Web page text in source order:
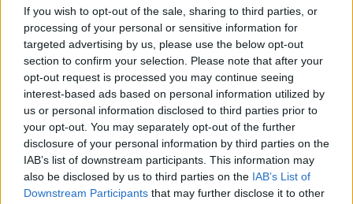
If you wish to opt-out of the sale, sharing to third parties, or
processing of your personal or sensitive information for
targeted advertising by us, please use the below opt-out
section to confirm your selection. Please note that after your
opt-out request is processed you may continue seeing
interest-based ads based on personal information utilized by
us or personal information disclosed to third parties prior to
your opt-out. You may separately opt-out of the further
disclosure of your personal information by third parties on the
IAB’s list of downstream participants. This information may
also be disclosed by us to third parties on the IAB’s List of
Downstream Participants that may further disclose it to other
προβλέπονται στον κανονισμό υπηρεσιακής
κατάστασης.
Ως προθεσμία για την κατάθεση των
υποψηφιοτήτων ορίζεται η Δευτέρα 28
Οκτωβρίου 2024,12 το μεσημέρι,ώρα
Βρυξελλών
Διαβάστε περισσότερα εδώ...